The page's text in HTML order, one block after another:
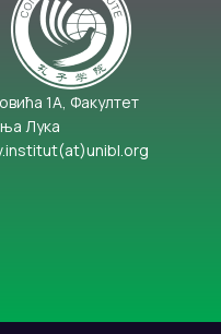
1А, Факултет
Лука